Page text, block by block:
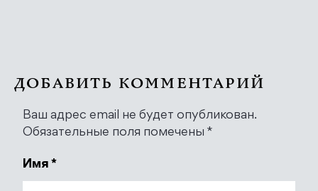
ДОБАВИТЬ КОММЕНТАРИЙ
Ваш адрес email не будет опубликован.
Обязательные поля помечены *
Имя *